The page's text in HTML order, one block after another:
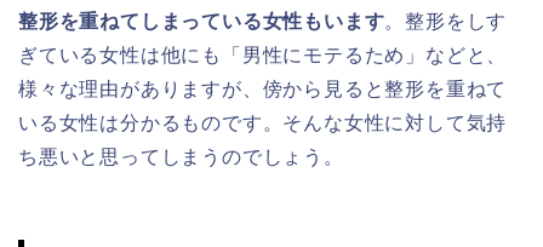
整形を重ねてしまっている女性もいます。整形をしす
ぎている女性は他にも「男性にモテるため」などと、
様々な理由がありますが、傍から見ると整形を重ねて
いる女性は分かるものです。そんな女性に対して気持
ち悪いと思ってしまうのでしょう。